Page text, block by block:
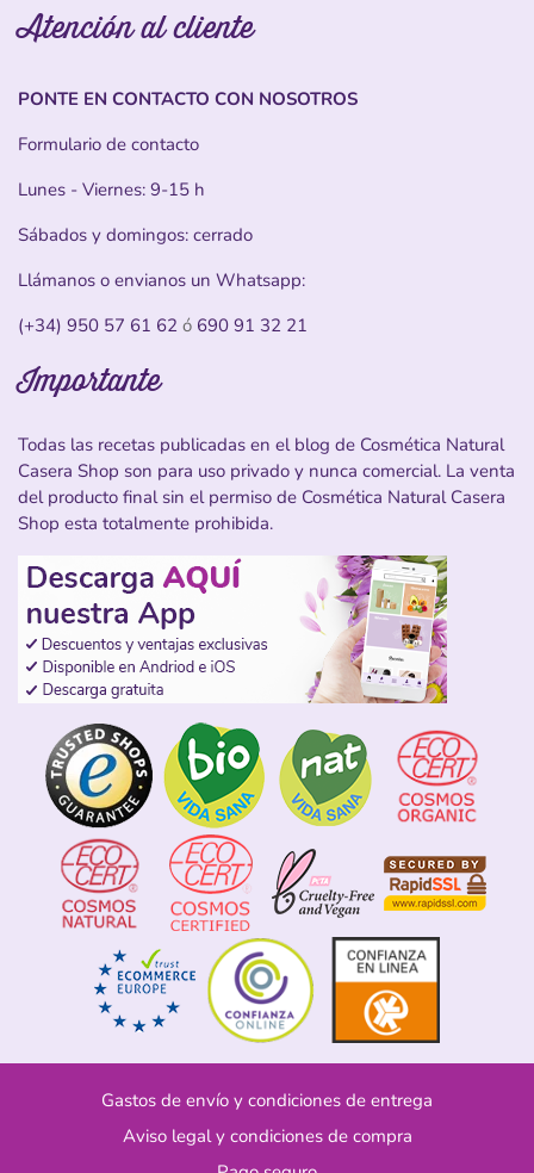
Atención al cliente
PONTE EN CONTACTO CON NOSOTROS
Formulario de contacto
Lunes - Viernes: 9-15 h
Sábados y domingos: cerrado
Llámanos o envianos un Whatsapp:
(+34) 950 57 61 62 ó 690 91 32 21
Importante
Todas las recetas publicadas en el blog de Cosmética Natural
Casera Shop son para uso privado y nunca comercial. La venta
del producto final sin el permiso de Cosmética Natural Casera
Shop esta totalmente prohibida.
Gastos de envío y condiciones de entrega
Aviso legal y condiciones de compra